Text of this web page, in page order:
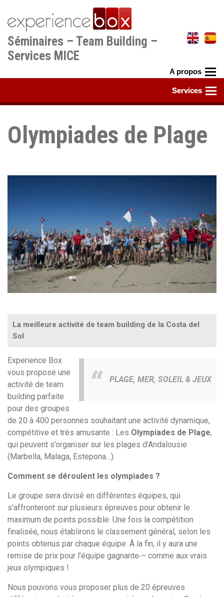
contenu
principal
Séminaires – Team Building –
Services MICE
Olympiades de Plage
La meilleure activité de team building de la Costa del
Sol
PLAGE, MER, SOLEIL & JEUX
Experience Box
vous propose une
activité de team
building parfaite
pour des groupes
de 20 à 400 personnes souhaitant une activité dynamique,
compétitive et très amusante : Les Olympiades de Plage,
qui peuvent s’organiser sur les plages d’Andalousie
(Marbella, Malaga, Estepona…).
Comment se déroulent les olympiades ?
Le groupe sera divisé en différentes équipes, qui
s’affronteront sur plusieurs épreuves pour obtenir le
maximum de points possible. Une fois la compétition
finalisée, nous établirons le classement général, selon les
points obtenus par chaque équipe. À la fin, il y aura une
remise de prix pour l’équipe gagnante – comme aux vrais
jeux olympiques !
Nous pouvons vous proposer plus de 20 épreuves